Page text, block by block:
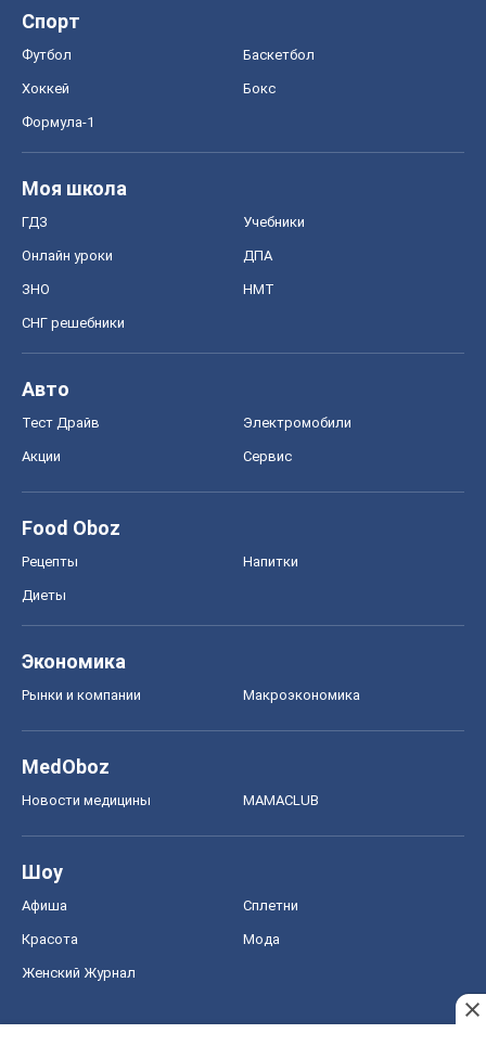
Спорт
Футбол Баскетбол
Хоккей Бокс
Формула-1
Моя школа
ГДЗ Учебники
Онлайн уроки ДПА
ЗНО НМТ
СНГ решебники
Авто
Тест Драйв Электромобили
Акции Сервис
Food Oboz
Рецепты Напитки
Диеты
Экономика
Рынки и компании Mакроэкономика
MedOboz
Новости медицины MAMACLUB
Шоу
Афиша Сплетни
Красота Мода
Женский Журнал